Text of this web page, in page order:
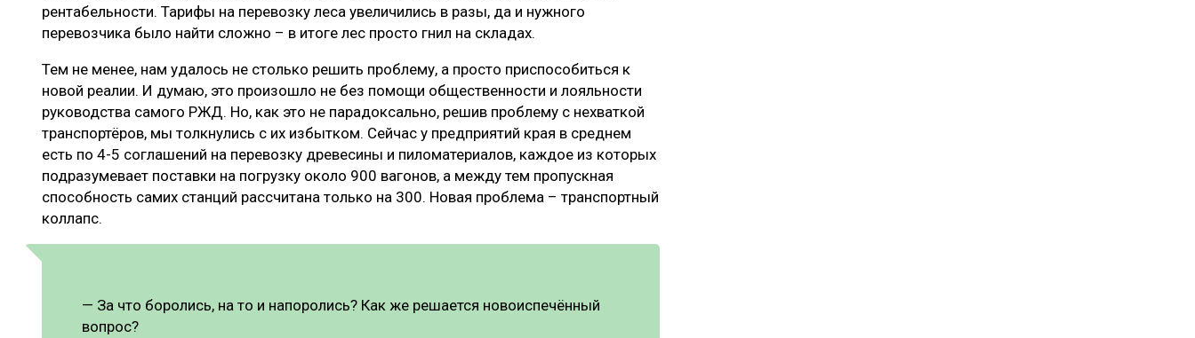
рентабельности. Тарифы на перевозку леса увеличились в разы, да и нужного
перевозчика было найти сложно – в итоге лес просто гнил на складах.
Тем не менее, нам удалось не столько решить проблему, а просто приспособиться к
новой реалии. И думаю, это произошло не без помощи общественности и лояльности
руководства самого РЖД. Но, как это не парадоксально, решив проблему с нехваткой
транспортёров, мы толкнулись с их избытком. Сейчас у предприятий края в среднем
есть по 4-5 соглашений на перевозку древесины и пиломатериалов, каждое из которых
подразумевает поставки на погрузку около 900 вагонов, а между тем пропускная
способность самих станций рассчитана только на 300. Новая проблема – транспортный
коллапс.
— За что боролись, на то и напоролись? Как же решается новоиспечённый
вопрос?